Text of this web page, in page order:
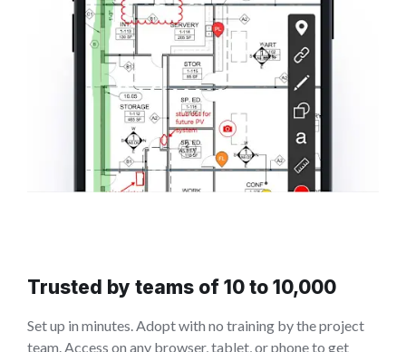
Trusted by teams of 10 to 10,000
Set up in minutes. Adopt with no training by the project
team. Access on any browser, tablet, or phone to get